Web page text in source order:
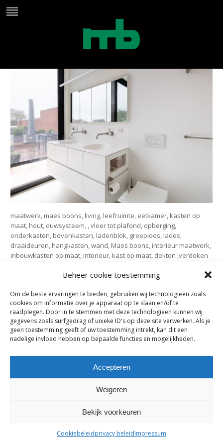
Beheer cookie toestemming
Om de beste ervaringen te bieden, gebruiken wij technologieën zoals
cookies om informatie over je apparaat op te slaan en/of te
raadplegen. Door in te stemmen met deze technologieën kunnen wij
gegevens zoals surfgedrag of unieke ID's op deze site verwerken. Als je
geen toestemming geeft of uw toestemming intrekt, kan dit een
nadelige invloed hebben op bepaalde functies en mogelijkheden.
Accepteren
Weigeren
Bekijk voorkeuren
Cookiebeleidprivacy beleidImpressum
badkamermeubel nis
maatwerk, maes boons, living, leefruimte, eetkamer, kasten op
maat, hout, duwsysteem, , vloer tot plafond, opberging,
onderkasten, bovenkasten, ladenblok, greeploos, lades,
draaideuren, hangkasten, wand, Maes boons, interieur maatwerk,
inbouwkasten op maat, interieur, kast op maat, dekton ,verdoken
bazel, interieur, maatwerk, kruibeke, temse, beveren, haasdonk,
zwijndrecht, burcht, antwerpen, durlet, belgië, interieur maatwerk,
inbouwkasten op maat, interieur, kast op maat, maatwerk,
badkamer, strak, kasten op maat, kastenwand, lak , wit , mat, hoge
kasten, wand, opberging, berging, ,inloopdouche, eik, fineer,
greeploos, duwsysteem,
maes-boons nv | interieur - meubelen - maatwerk | bazelstraat 61
tel. +32 03 774 10 60